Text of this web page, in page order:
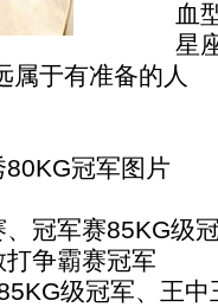
血型
星座
于有准备的人
冠军图片
冠军赛85KG级
争霸赛冠军
级冠军、王中